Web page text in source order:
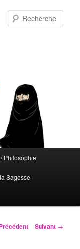
Philosophie
Sagesse
Précédent Suivant →